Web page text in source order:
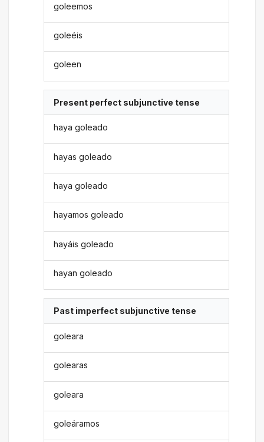
goleemos
goleéis
goleen
Present perfect subjunctive tense
haya goleado
hayas goleado
haya goleado
hayamos goleado
hayáis goleado
hayan goleado
Past imperfect subjunctive tense
goleara
golearas
goleara
goleáramos